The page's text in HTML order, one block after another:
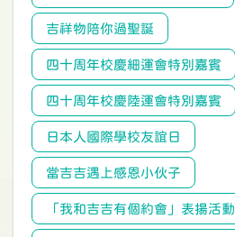
吉祥物陪你過聖誕
四十周年校慶細運會特別嘉賓
四十周年校慶陸運會特別嘉賓
日本人國際學校友誼日
當吉吉遇上感恩小伙子
「我和吉吉有個約會」表揚活動